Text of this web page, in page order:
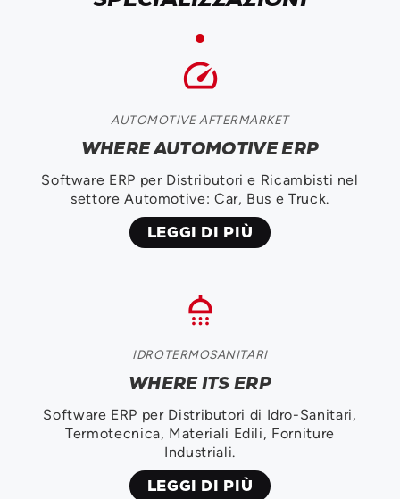
speed
AUTOMOTIVE AFTERMARKET
WHERE AUTOMOTIVE ERP
Software ERP per Distributori e Ricambisti nel
settore Automotive: Car, Bus e Truck.
LEGGI DI PIÙ
shower
IDROTERMOSANITARI
WHERE ITS ERP
Software ERP per Distributori di Idro-Sanitari,
Termotecnica, Materiali Edili, Forniture
Industriali.
LEGGI DI PIÙ